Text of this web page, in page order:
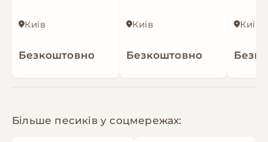
Київ
Безкоштовно
Київ
Безкоштовно
Більше песиків у соцмережах: